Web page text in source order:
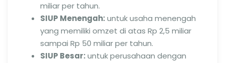
miliar per tahun.
SIUP Menengah:untuk usaha menengah
yang memiliki omzet di atas Rp 2,5 miliar
sampai Rp 50 miliar per tahun.
SIUP Besar:untuk perusahaan dengan